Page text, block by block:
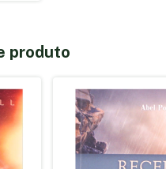
produto